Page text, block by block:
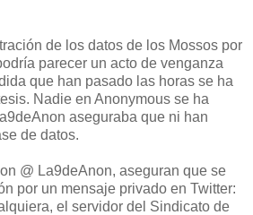
de los datos de los Mossos por
parecer un acto de venganza
que han pasado las horas se ha
Nadie en Anonymous se ha
aseguraba que ni han
de datos.
@ La9deAnon, aseguran que se
por un mensaje privado en Twitter:
el servidor del Sindicato de